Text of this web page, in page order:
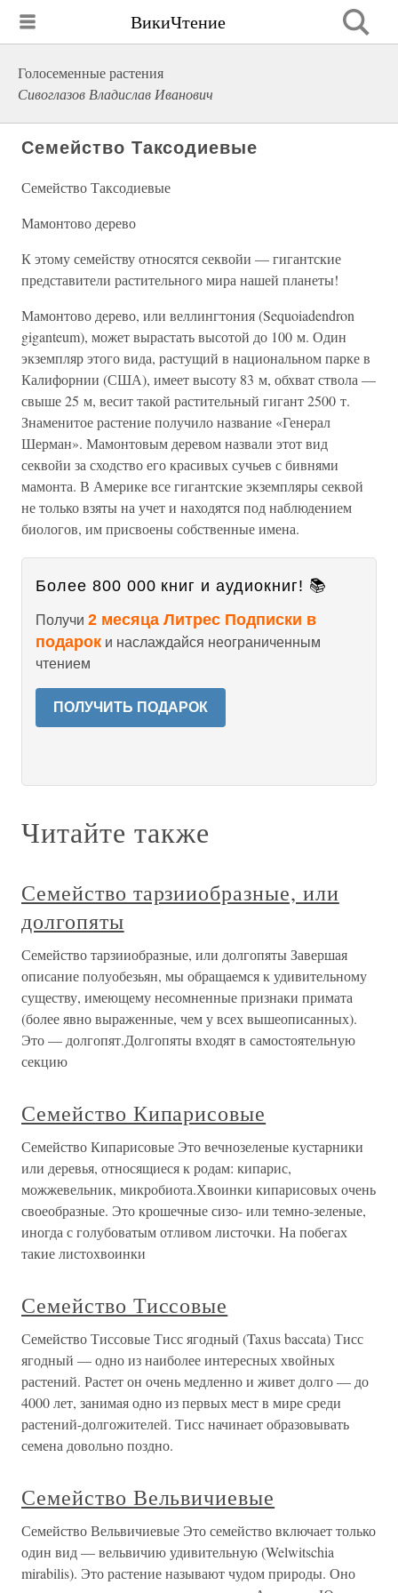
ВикиЧтение
Голосеменные растения
Сивоглазов Владислав Иванович
Семейство Таксодиевые
Семейство Таксодиевые
Мамонтово дерево
К этому семейству относятся секвойи — гигантские
представители растительного мира нашей планеты!
Мамонтово дерево, или веллингтония (Sequoiadendron
giganteum), может вырастать высотой до 100 м. Один
экземпляр этого вида, растущий в национальном парке в
Калифорнии (США), имеет высоту 83 м, обхват ствола —
свыше 25 м, весит такой растительный гигант 2500 т.
Знаменитое растение получило название «Генерал
Шерман». Мамонтовым деревом назвали этот вид
секвойи за сходство его красивых сучьев с бивнями
мамонта. В Америке все гигантские экземпляры секвой
не только взяты на учет и находятся под наблюдением
биологов, им присвоены собственные имена.
Более 800 000 книг и аудиокниг! 📚
Получи 2 месяца Литрес Подписки в
подарок и наслаждайся неограниченным
чтением
ПОЛУЧИТЬ ПОДАРОК
Читайте также
Семейство тарзииобразные, или
долгопяты
Семейство тарзииобразные, или долгопяты Завершая
описание полуобезьян, мы обращаемся к удивительному
существу, имеющему несомненные признаки примата
(более явно выраженные, чем у всех вышеописанных).
Это — долгопят.Долгопяты входят в самостоятельную
секцию
Семейство Кипарисовые
Семейство Кипарисовые Это вечнозеленые кустарники
или деревья, относящиеся к родам: кипарис,
можжевельник, микробиота.Хвоинки кипарисовых очень
своеобразные. Это крошечные сизо- или темно-зеленые,
иногда с голубоватым отливом листочки. На побегах
такие листохвоинки
Семейство Тиссовые
Семейство Тиссовые Тисс ягодный (Taxus baccata) Тисс
ягодный — одно из наиболее интересных хвойных
растений. Растет он очень медленно и живет долго — до
4000 лет, занимая одно из первых мест в мире среди
растений-долгожителей. Тисс начинает образовывать
семена довольно поздно.
Семейство Вельвичиевые
Семейство Вельвичиевые Это семейство включает только
один вид — вельвичию удивительную (Welwitschia
mirabilis). Это растение называют чудом природы. Оно